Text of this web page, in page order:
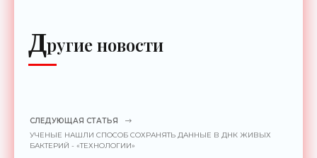
Другие новости
СЛЕДУЮЩАЯ СТАТЬЯ
УЧЕНЫЕ НАШЛИ СПОСОБ СОХРАНЯТЬ ДАННЫЕ В ДНК ЖИВЫХ
БАКТЕРИЙ - «ТЕХНОЛОГИИ»